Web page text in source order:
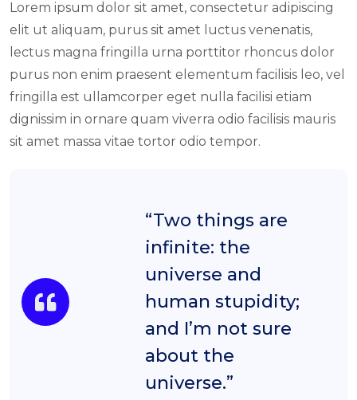
Lorem ipsum dolor sit amet, consectetur adipiscing
elit ut aliquam, purus sit amet luctus venenatis,
lectus magna fringilla urna porttitor rhoncus dolor
purus non enim praesent elementum facilisis leo, vel
fringilla est ullamcorper eget nulla facilisi etiam
dignissim in ornare quam viverra odio facilisis mauris
sit amet massa vitae tortor odio tempor.
“Two things are
infinite: the
universe and
human stupidity;
and I’m not sure
about the
universe.”